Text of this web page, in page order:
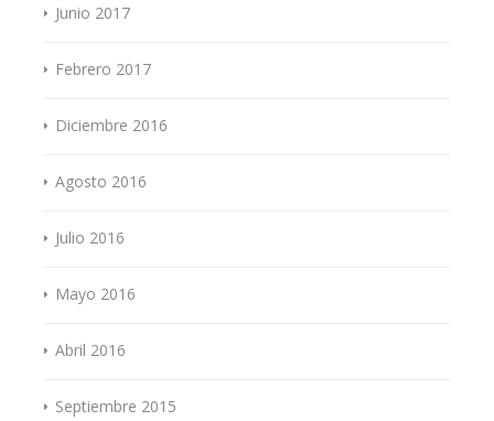
Junio 2017
Febrero 2017
Diciembre 2016
Agosto 2016
Julio 2016
Mayo 2016
Abril 2016
Septiembre 2015